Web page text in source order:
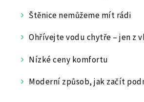
Štěnice nemůžeme mít rádi
Ohřívejte vodu chytře – jen z
Nízké ceny komfortu
Moderní způsob, jak začít